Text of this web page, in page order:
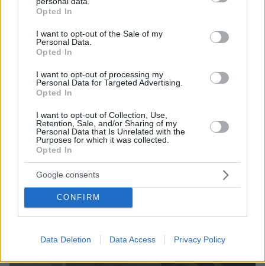
grant or deny consent to Google and its third-party tags to
use your data for below specified purposes in below Google
consent section.
Opted In
I want to opt-out of the Sale of my
Personal Data.
Opted In
I want to opt-out of processing my
Personal Data for Targeted Advertising.
Opted In
I want to opt-out of Collection, Use,
Retention, Sale, and/or Sharing of my
Personal Data that Is Unrelated with the
Purposes for which it was collected.
Opted In
Google consents
CONFIRM
Data Deletion Data Access Privacy Policy
«Δεν ήταν παιχνίδι, ήταν χαστούκι» λέει ειδικός στη
γλώσσα του σώματος για τη χειροδικία της Μπριζίτ στον
Μακρόν
26.05.2025, 18:38